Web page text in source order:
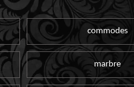
commodes
marbre